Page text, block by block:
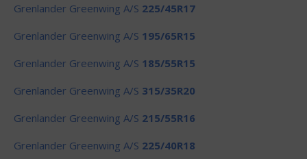
Grenlander Greenwing A/S 225/45R17
Grenlander Greenwing A/S 195/65R15
Grenlander Greenwing A/S 185/55R15
Grenlander Greenwing A/S 315/35R20
Grenlander Greenwing A/S 215/55R16
Grenlander Greenwing A/S 225/40R18